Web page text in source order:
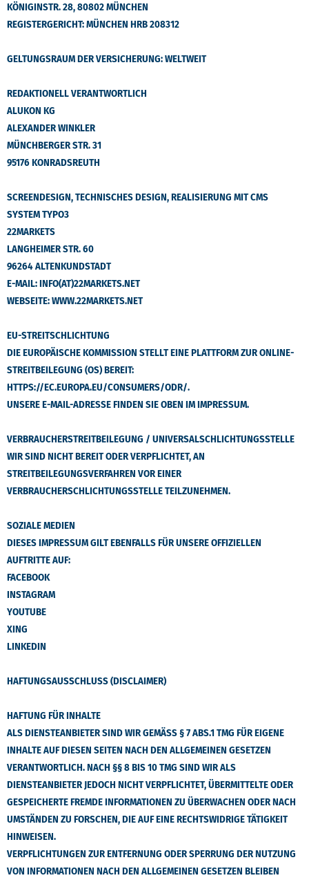
KÖNIGINSTR. 28, 80802 MÜNCHEN
REGISTERGERICHT: MÜNCHEN HRB 208312
GELTUNGSRAUM DER VERSICHERUNG: WELTWEIT
REDAKTIONELL VERANTWORTLICH
ALUKON KG
ALEXANDER WINKLER
MÜNCHBERGER STR. 31
95176 KONRADSREUTH
SCREENDESIGN, TECHNISCHES DESIGN, REALISIERUNG MIT CMS
SYSTEM TYPO3
22MARKETS
LANGHEIMER STR. 60
96264 ALTENKUNDSTADT
E-MAIL: INFO(AT)22MARKETS.NET
WEBSEITE: WWW.22MARKETS.NET
EU-STREITSCHLICHTUNG
DIE EUROPÄISCHE KOMMISSION STELLT EINE PLATTFORM ZUR ONLINE-
STREITBEILEGUNG (OS) BEREIT:
HTTPS://EC.EUROPA.EU/CONSUMERS/ODR/.
UNSERE E-MAIL-ADRESSE FINDEN SIE OBEN IM IMPRESSUM.
VERBRAUCHERSTREITBEILEGUNG / UNIVERSALSCHLICHTUNGSSTELLE
WIR SIND NICHT BEREIT ODER VERPFLICHTET, AN
STREITBEILEGUNGSVERFAHREN VOR EINER
VERBRAUCHERSCHLICHTUNGSSTELLE TEILZUNEHMEN.
SOZIALE MEDIEN
DIESES IMPRESSUM GILT EBENFALLS FÜR UNSERE OFFIZIELLEN
AUFTRITTE AUF:
FACEBOOK
INSTAGRAM
YOUTUBE
XING
LINKEDIN
HAFTUNGSAUSSCHLUSS (DISCLAIMER)
HAFTUNG FÜR INHALTE
ALS DIENSTEANBIETER SIND WIR GEMÄSS § 7 ABS.1 TMG FÜR EIGENE I
NHALTE AUF DIESEN SEITEN NACH DEN ALLGEMEINEN GESETZEN V
ERANTWORTLICH. NACH §§ 8 BIS 10 TMG SIND WIR ALS D
IENSTEANBIETER JEDOCH NICHT VERPFLICHTET, ÜBERMITTELTE ODER G
ESPEICHERTE FREMDE INFORMATIONEN ZU ÜBERWACHEN ODER NACH U
MSTÄNDEN ZU FORSCHEN, DIE AUF EINE RECHTSWIDRIGE TÄTIGKEIT H
INWEISEN.
VERPFLICHTUNGEN ZUR ENTFERNUNG ODER SPERRUNG DER NUTZUNG
VON INFORMATIONEN NACH DEN ALLGEMEINEN GESETZEN BLEIBEN